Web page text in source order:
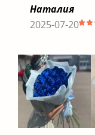
Наталия
2025-07-20